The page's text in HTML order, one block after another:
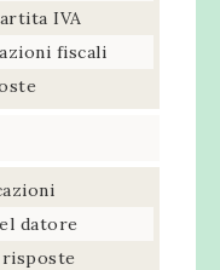
IVA
fiscali
datore